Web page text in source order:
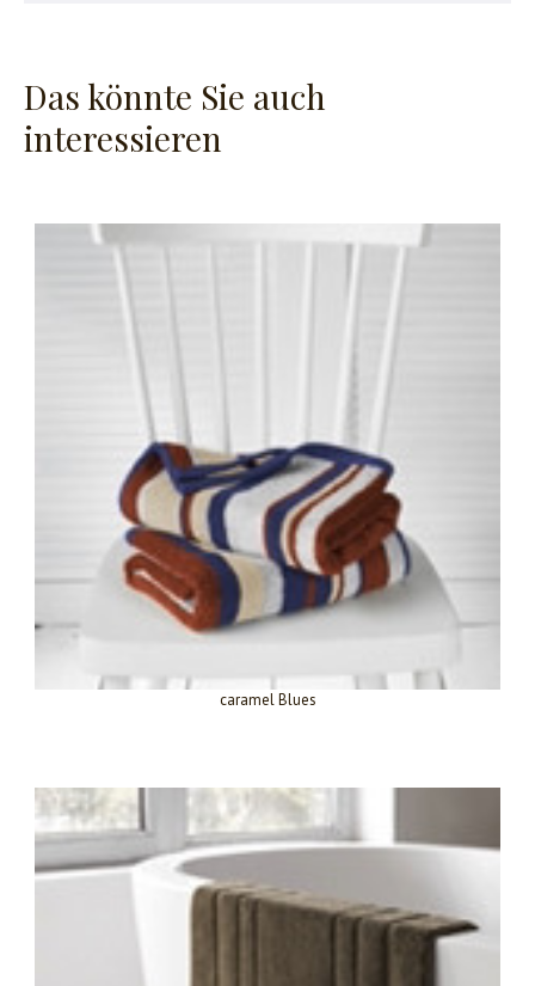
Das könnte Sie auch
interessieren
caramel Blues